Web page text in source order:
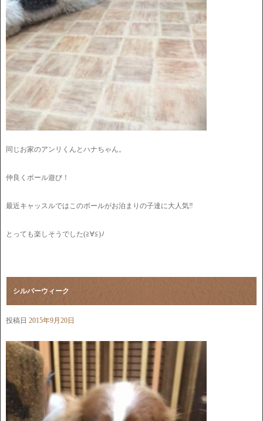
同じお家のアンリくんとハナちゃん。
仲良くボール遊び！
最近キャッスルではこのボールがお泊まりの子達に大人気‼︎
とっても楽しそうでした(≧∀≦)ﾉ
シルバーウィーク
投稿日 2015年9月20日